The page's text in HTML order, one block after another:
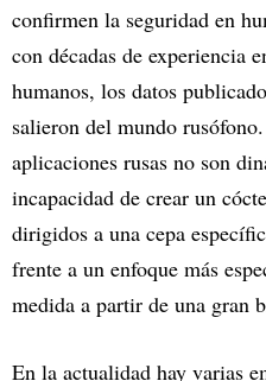
confirmen la seguridad en
con décadas de experiencia
humanos, los datos
salieron del mundo
aplicaciones rusas no son
incapacidad de crear un
dirigidos a una cepa
frente a un enfoque más
medida a partir de una gran
En la actualidad hay varias